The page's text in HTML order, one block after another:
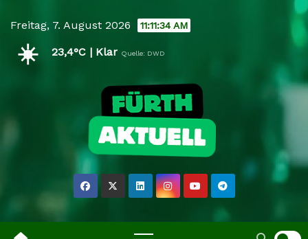
content
Freitag, 7. August 2026 11:11:35 AM
☀️ 23,4°C | Klar Quelle: DWD